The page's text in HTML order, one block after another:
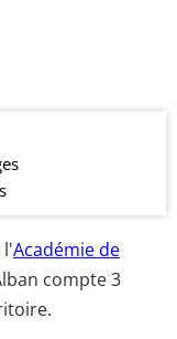
l'Académie de
compte 3